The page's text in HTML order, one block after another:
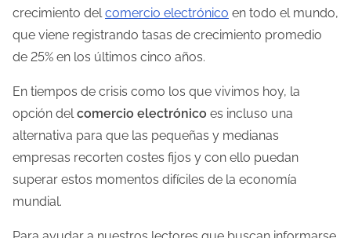
d
e
l
c
t
u
r
a
d
e
crecimiento del comercio electrónico en todo el mundo,
que viene registrando tasas de crecimiento promedio
de 25% en los últimos cinco años.
En tiempos de crisis como los que vivimos hoy, la
opción del comercio electrónico es incluso una
alternativa para que las pequeñas y medianas
empresas recorten costes fijos y con ello puedan
superar estos momentos difíciles de la economía
mundial.